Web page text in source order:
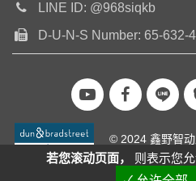
LINE ID: @968siqkb
D-U-N-S Number: 65-632-
© 2024 鑫野智
TAIWAN
若您滚动页面，
则表示您